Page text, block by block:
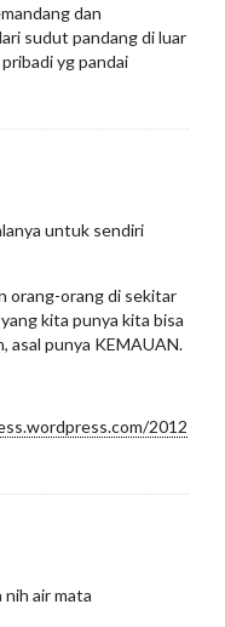
dan
sudut pandang di luar
yg pandai
untuk sendiri
orang-orang di sekitar
kita punya kita bisa
asal punya KEMAUAN.
2012
air mata